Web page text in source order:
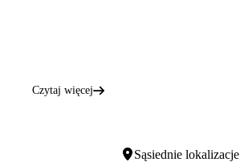
Czytaj więcej
Sąsiednie lokalizacje